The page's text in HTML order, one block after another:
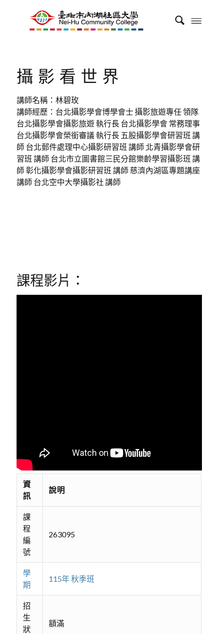
攝影看世界
講師名稱：林碧玫
講師經歷：台北攝影學會博學會士 攝影旅遊專任 領隊
台北攝影學會攝影旅遊 執行長 台北攝影學會 常務理事
台北攝影學會榮銜審議 執行長 五股攝影學會研習班 講
師 台北郵件處理中心攝影研習班 講師 北青攝影學會研
習班 講師 台北市立圖書館三民分館樂齡學習攝影班 講
師 彰化攝影學會攝影研習班 講師 慈濟內湖區專題講座
講師 台北空中大學攝影社 講師
課程影片：
資
訊
說明
課
程
編
號
263095
學
期
115年 秋季班
招
生
狀
額滿